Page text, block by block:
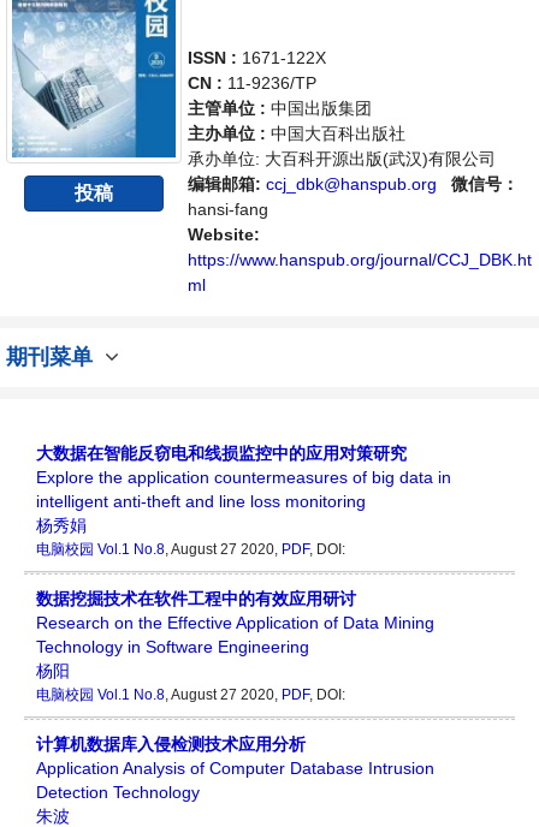
投稿
体，旨在给世界范围内的科学家、学者、科研
人员提供一个传播、分享和讨论电脑领域内不
同方向问题与发展的交流平台。
ISSN : 1671-122X
CN : 11-9236/TP
主管单位 : 中国出版集团
主办单位 : 中国大百科出版社
承办单位: 大百科开源出版(武汉)有限公司
编辑邮箱: ccj_dbk@hanspub.org
微信号：
hansi-fang
Website:
https://www.hanspub.org/journal/CCJ_DBK.ht
ml
期刊菜单
大数据在智能反窃电和线损监控中的应用对策研究
Explore the application countermeasures of big data in
intelligent anti-theft and line loss monitoring
杨秀娟
电脑校园 Vol.1 No.8, August 27 2020, PDF, DOI:
数据挖掘技术在软件工程中的有效应用研讨
Research on the Effective Application of Data Mining
Technology in Software Engineering
杨阳
电脑校园 Vol.1 No.8, August 27 2020, PDF, DOI:
计算机数据库入侵检测技术应用分析
Application Analysis of Computer Database Intrusion
Detection Technology
朱波